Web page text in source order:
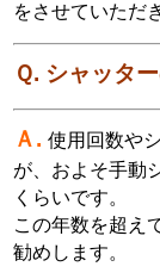
をさせていただ
Ｑ. シャッタ
Ａ. 使用回数や
が、およそ手動
くらいです。
この年数を超え
勧めします。